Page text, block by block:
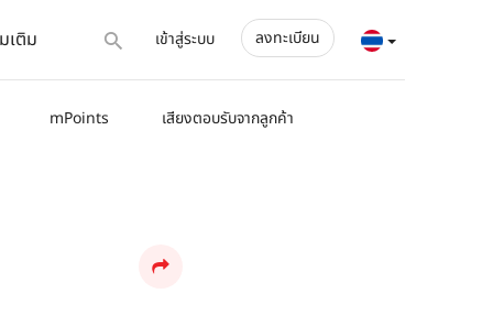
เติม เข้าสู่ระบบ ลงทะเบียน
mPoints เสียงตอบรับจากลูกค้า